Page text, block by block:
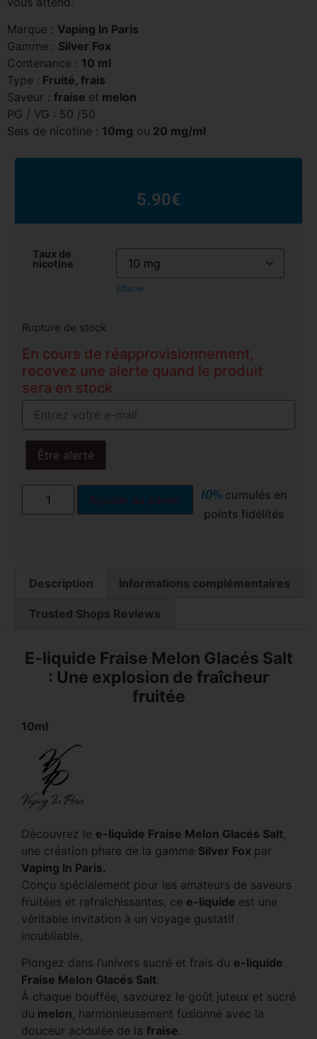
Marque : Vaping In Paris
Gamme : Silver Fox
Contenance : 10 ml
Type : Fruité, frais
Saveur : fraise et melon
PG / VG : 50 /50
Sels de nicotine : 10mg ou 20 mg/ml
5.90€
Taux de
nicotine
Effacer
Rupture de stock
En cours de réapprovisionnement,
recevez une alerte quand le produit
sera en stock
Être alerté
Ajouter au panier 10% cumulés en
points fidélités
Description Informations complémentaires
Trusted Shops Reviews
E-liquide Fraise Melon Glacés Salt
: Une explosion de fraîcheur
fruitée
10ml
Découvrez le e-liquide Fraise Melon Glacés Salt,
une création phare de la gamme Silver Fox par
Vaping In Paris.
Conçu spécialement pour les amateurs de saveurs
fruitées et rafraîchissantes, ce e-liquide est une
véritable invitation à un voyage gustatif
inoubliable.
Plongez dans l’univers sucré et frais du e-liquide
Fraise Melon Glacés Salt.
À chaque bouffée, savourez le goût juteux et sucré
du melon, harmonieusement fusionné avec la
douceur acidulée de la fraise.